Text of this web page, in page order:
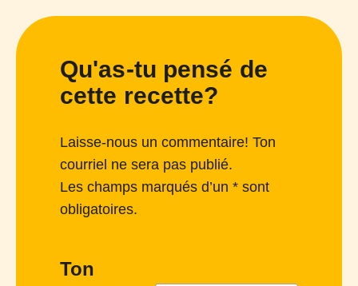
Qu'as-tu pensé de
cette recette?
Laisse-nous un commentaire! Ton
courriel ne sera pas publié.
Les champs marqués d’un * sont
obligatoires.
Ton